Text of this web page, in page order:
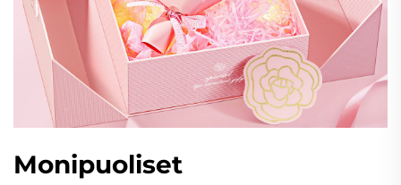
Monipuoliset